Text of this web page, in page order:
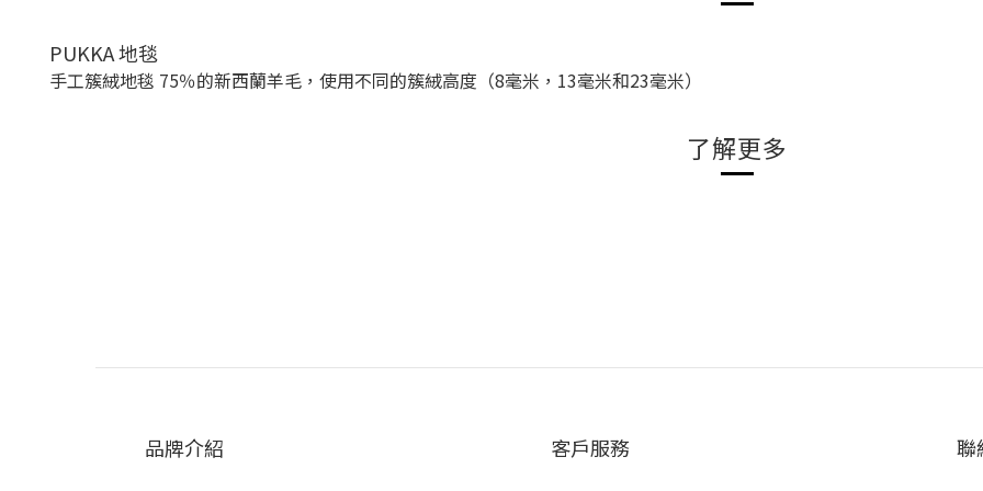
PUKKA 地毯
手工簇絨地毯 75％的新西蘭羊毛，使用不同的簇絨高度（8毫米，13毫米和23毫米）
了解更多
品牌介紹 客戶服務 聯